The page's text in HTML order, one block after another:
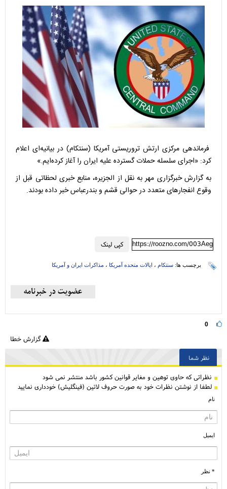
فرماندهی مرکزی ارتش تروریستی آمریکا (سنتکام) در بیانیه‌ای اعلام
کرد: «اجرای سلسله حملات گسترده علیه ایران را آغاز کرده‌ایم.»
به گزارش خبرگزاری مهر به نقل از الجزیره، منابع خبری لحظاتی قبل از
وقوع انفجارهای متعدد در حوالی قشم و بندرعباس خبر داده بودند.
کپی لینک https://roozno.com/003Aeg
برچسب ها: سنتکام ، ایالات متحده آمریکا ، مذاکرات ایران و آمریکا
0
گزارش خطا
نظر شما
نظراتی كه حاوی توهین و مغایر قوانین کشور باشد منتشر نمی شود
لطفا از نوشتن نظرات خود به صورت حروف لاتین (فینگلیش) خودداری نمایید
نام
ایمیل
* نظر